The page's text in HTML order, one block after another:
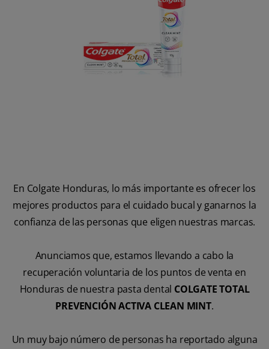
CHEQUEO DE SALUD BUCAL
CORRESPONDENCIA DE PRODUCTOS
En Colgate Honduras, lo más importante es ofrecer los
mejores productos para el cuidado bucal y ganarnos la
confianza de las personas que eligen nuestras marcas.
Anunciamos que, estamos llevando a cabo la
recuperación voluntaria de los puntos de venta en
Honduras de nuestra pasta dental COLGATE TOTAL
PREVENCIÓN ACTIVA CLEAN MINT.
Un muy bajo número de personas ha reportado alguna